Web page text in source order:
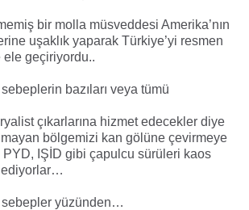
bir molla müsveddesi Amerika’nın
uşaklık yaparak Türkiye’yi resmen
ele geçiriyordu..
bazıları veya tümü
çıkarlarına hizmet edecekler diye
bölgemizi kan gölüne çevirmeye
IŞİD gibi çapulcu sürüleri kaos
ediyorlar…
sebepler yüzünden…